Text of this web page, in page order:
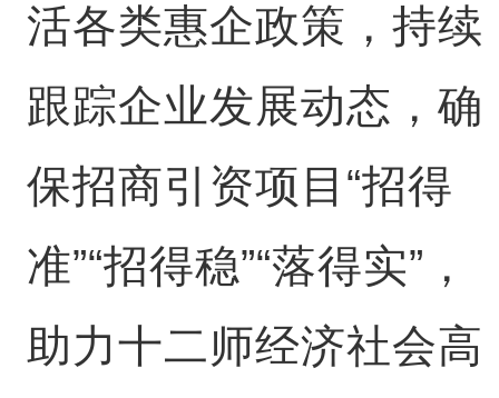
活各类惠企政策，持续
跟踪企业发展动态，确
保招商引资项目“招得
准”“招得稳”“落得实”，
助力十二师经济社会高